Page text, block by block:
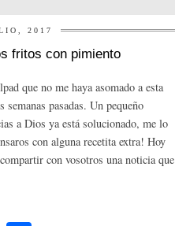
2017
fritos con pimiento
que no me haya asomado a esta
pasadas. Un pequeño
a Dios ya está solucionado, me lo
con alguna recetita extra! Hoy
con vosotros una noticia que